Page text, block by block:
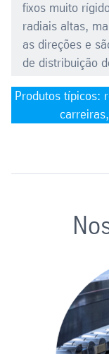
fixos muito
radiais altas,
as direções e
de distribuição
Produtos típicos: